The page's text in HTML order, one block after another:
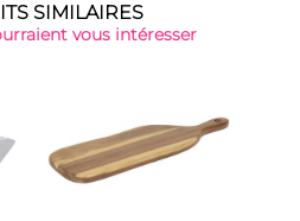
SIMILAIRES
vous intéresser